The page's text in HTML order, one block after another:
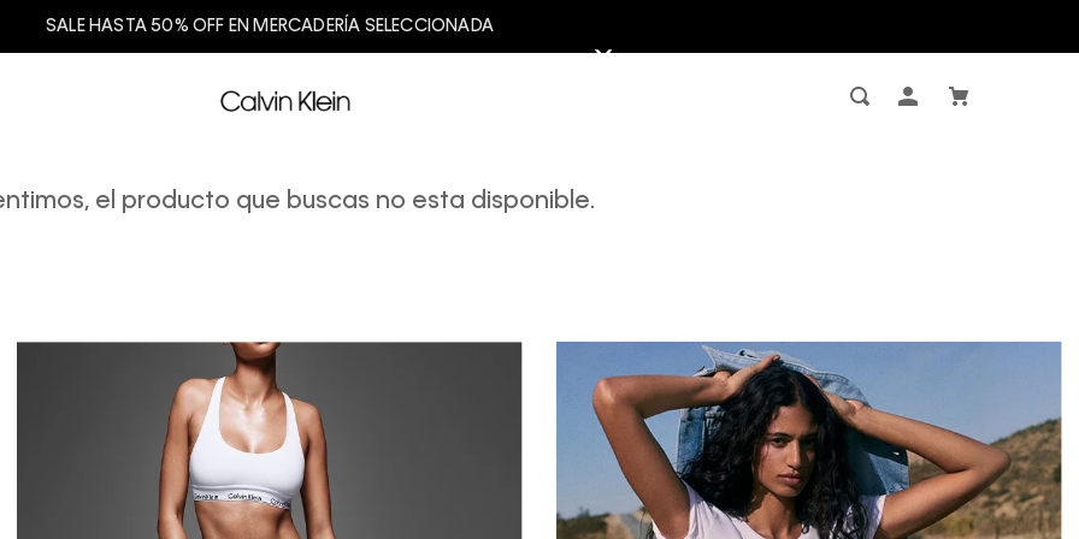
SALE HASTA 50% OFF EN MERCADERÍA SELECCIONADA
el producto que buscas no esta disponible.